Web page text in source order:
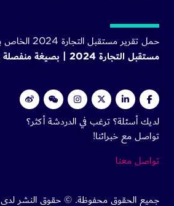
حمل تقرير مستقبل التجارة 2024 الخاص بنا
مستقبل التجارة 2024 | بصيغة منفصلة ومعاد تهيئتها
لديك أسئلة؟ ترغب في الدردشة أكثر؟
تواصل مع خبرائنا!
تواصل معنا
جميع الحقوق محفوظة. © حقوق النشر لدى